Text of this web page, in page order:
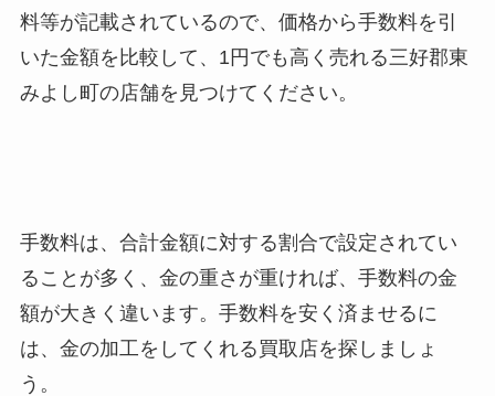
料等が記載されているので、価格から手数料を引
いた金額を比較して、1円でも高く売れる三好郡東
みよし町 の店舗を見つけてください。
手数料は、合計金額に対する割合で設定されてい
ることが多く、金の重さが重ければ、手数料の金
額が大きく違います。手数料を安く済ませるに
は、金の加工をしてくれる買取店を探しましょ
う。